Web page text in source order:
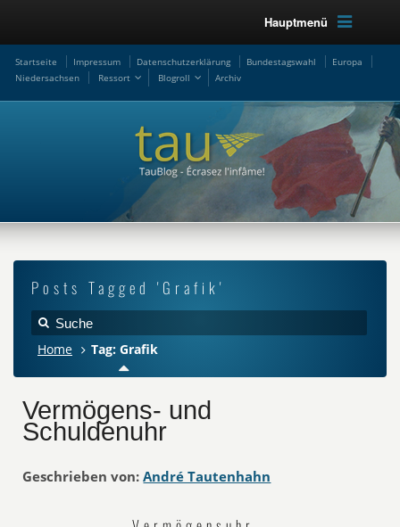
Hauptmenü
Startseite Impressum Datenschutzerklärung Bundestagswahl
Europa
Niedersachsen
Ressort Blogroll Archiv
Posts Tagged 'Grafik'
Home Tag: Grafik
Vermögens- und
Schuldenuhr
Geschrieben von: André Tautenhahn